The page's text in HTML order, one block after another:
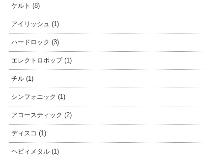
ケルト (8)
アイリッシュ (1)
ハードロック (3)
エレクトロポップ (1)
チル (1)
シンフォニック (1)
アコースティック (2)
ディスコ (1)
ヘビィメタル (1)